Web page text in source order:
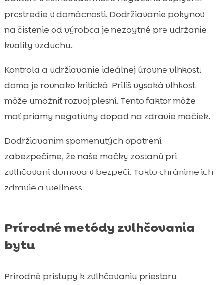
prostredie v domácnosti. Dodržiavanie pokynov
na čistenie od výrobca je nezbytné pre udržanie
kvality vzduchu.
Kontrola a udržiavanie ideálnej úrovne vlhkosti
doma je rovnako kritická. Príliš vysoká vlhkost
môže umožniť rozvoj plesní. Tento faktor môže
mať priamy negatívny dopad na zdravie mačiek.
Dodržiavaním spomenutých opatrení
zabezpečíme, že naše mačky zostanú pri
zvlhčovaní domova v bezpečí. Takto chránime ich
zdravie a wellness.
Prírodné metódy zvlhčovania
bytu
Prírodné prístupy k zvlhčovaniu priestoru